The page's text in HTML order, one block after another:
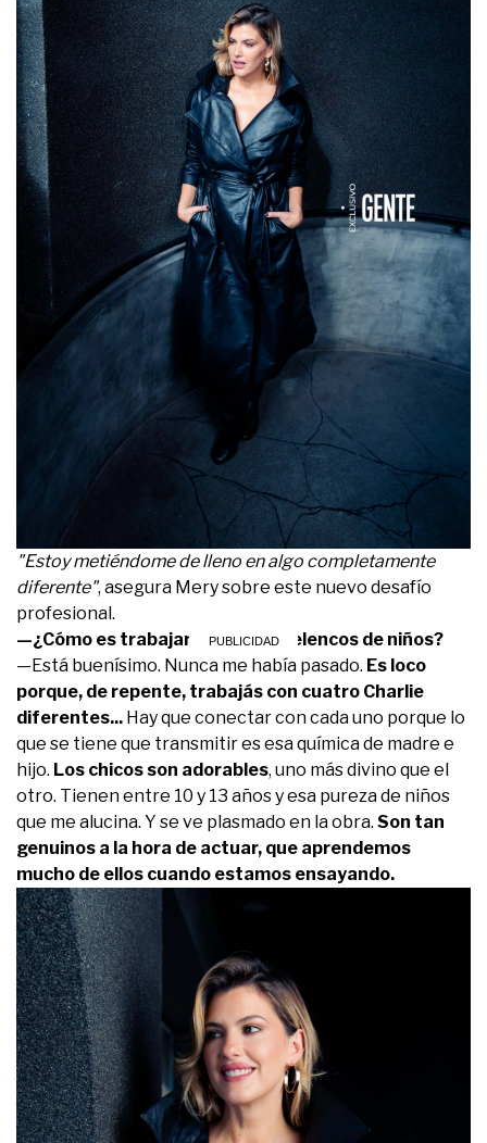
"Estoy metiéndome de lleno en algo completamente
diferente", asegura Mery sobre este nuevo desafío
profesional.
—¿Cómo es trabajar con cuatro elencos de niños?
—Está buenísimo. Nunca me había pasado. Es loco
porque, de repente, trabajás con cuatro Charlie
diferentes... Hay que conectar con cada uno porque lo
que se tiene que transmitir es esa química de madre e
hijo. Los chicos son adorables, uno más divino que el
otro. Tienen entre 10 y 13 años y esa pureza de niños
que me alucina. Y se ve plasmado en la obra. Son tan
genuinos a la hora de actuar, que aprendemos
mucho de ellos cuando estamos ensayando.